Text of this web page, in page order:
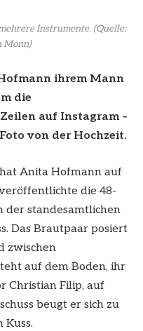
Instrumente. (Quelle:
Monn)
ihrem Mann
die
auf Instagram –
von der Hochzeit.
Anita Hofmann auf
die 48-
der standesamtlichen
Das Brautpaar posiert
zwischen
auf dem Boden, ihr
Christian Filip, auf
beugt er sich zu